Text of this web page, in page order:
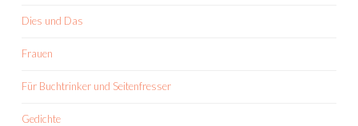
Dies und Das
Frauen
Für Buchtrinker und Seitenfresser
Gedichte